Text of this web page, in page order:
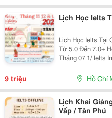
Lịch Học Ielts
Lịch Học Ielts Tại
Từ 5.0 Đến 7.0+ Học Phí Shock Nhất Tại Quận Gò Vấp
Tháng 07 1/ Ielts Improver Tối 2 4 6 Khai Giảng:
13/07/2026 Khung Giờ: 18:00 Đến 21:00 Học Phí Ưu Đãi
5%
9 triệu Hồ Chí
Lịch Khai
Vấp / Tân Phú